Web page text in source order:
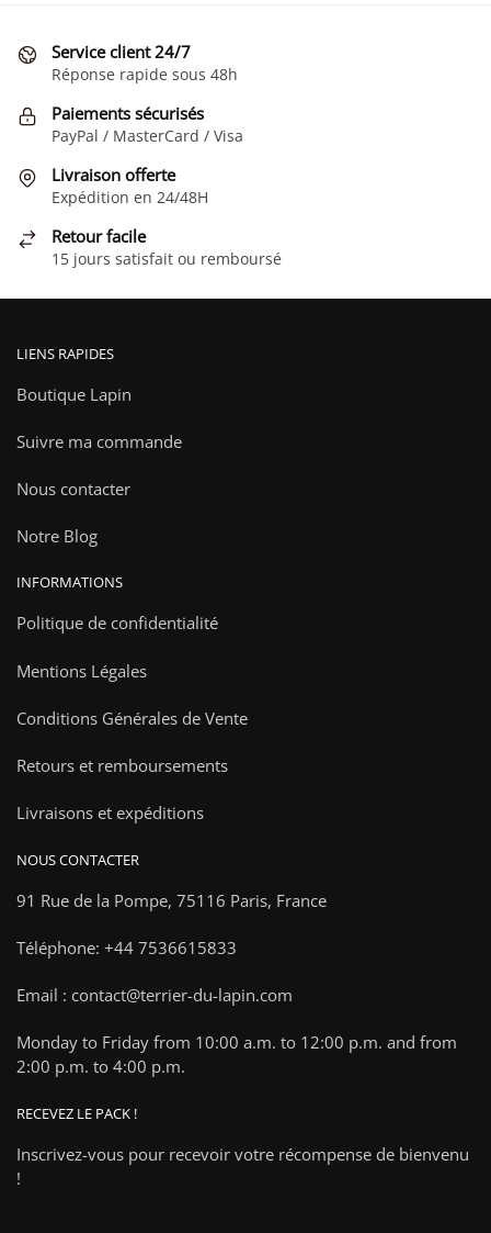
options
peuvent
être
choisies
la
du
produit
Service client 24/7
Réponse rapide sous 48h
Paiements sécurisés
PayPal / MasterCard / Visa
Livraison offerte
Expédition en 24/48H
Retour facile
15 jours satisfait ou remboursé
LIENS RAPIDES
Boutique Lapin
Suivre ma commande
Nous contacter
Notre Blog
INFORMATIONS
Politique de confidentialité
Mentions Légales
Conditions Générales de Vente
Retours et remboursements
Livraisons et expéditions
NOUS CONTACTER
91 Rue de la Pompe, 75116 Paris, France
Téléphone: +44 7536615833
Email : contact@terrier-du-lapin.com
Monday to Friday from 10:00 a.m. to 12:00 p.m. and from
2:00 p.m. to 4:00 p.m.
RECEVEZ LE PACK !
Inscrivez-vous pour recevoir votre récompense de bienvenu
!